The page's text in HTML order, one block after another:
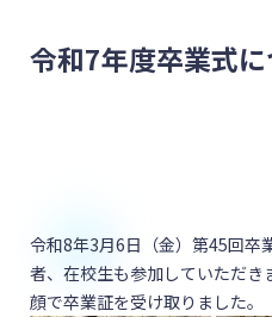
令和7年度卒業式に
令和8年3月6日（金）第45回卒
者、在校生も参加していただ
顔で卒業証を受け取りました。